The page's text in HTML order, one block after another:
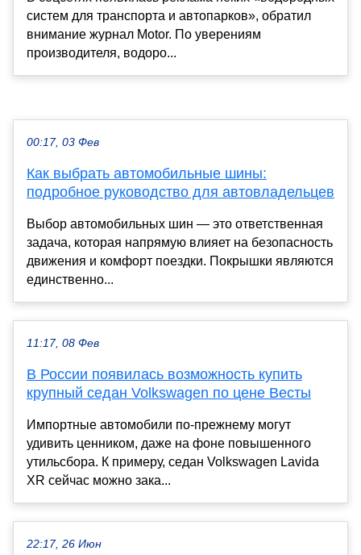
систем для транспорта и автопарков», обратил
внимание журнал Motor. По уверениям
производителя, водоро...
00:17, 03 Фев
Как выбрать автомобильные шины:
подробное руководство для автовладельцев
Выбор автомобильных шин — это ответственная
задача, которая напрямую влияет на безопасность
движения и комфорт поездки. Покрышки являются
единственно...
11:17, 08 Фев
В России появилась возможность купить
крупный седан Volkswagen по цене Весты
Импортные автомобили по-прежнему могут
удивить ценником, даже на фоне повышенного
утильсбора. К примеру, седан Volkswagen Lavida
XR сейчас можно зака...
22:17, 26 Июн